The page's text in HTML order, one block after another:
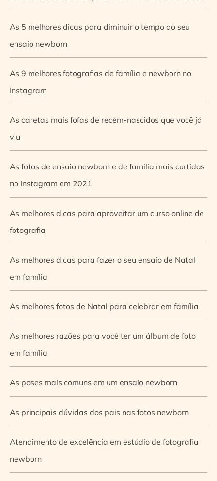
As 5 melhores dicas para diminuir o tempo do seu
ensaio newborn
As 9 melhores fotografias de família e newborn no
Instagram
As caretas mais fofas de recém-nascidos que você já
viu
As fotos de ensaio newborn e de família mais curtidas
no Instagram em 2021
As melhores dicas para aproveitar um curso online de
fotografia
As melhores dicas para fazer o seu ensaio de Natal
em família
As melhores fotos de Natal para celebrar em família
As melhores razões para você ter um álbum de foto
em família
As poses mais comuns em um ensaio newborn
As principais dúvidas dos pais nas fotos newborn
Atendimento de excelência em estúdio de fotografia
newborn